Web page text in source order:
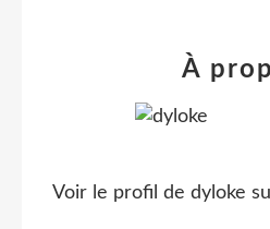
À
Voir le profil de dyloke